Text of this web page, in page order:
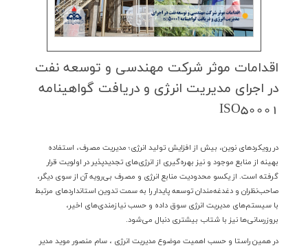
اقدامات موثر شركت مهندسی و توسعه نفت
در اجرای مدیریت انر‍ژی و دریافت گواهینامه
ISO50001
در رويكردهاي نوين، بيش از افزايش توليد انرژي؛ مديريت مصرف، استفاده
بهينه از منابع موجود و نيز بهره‌گيري از انرژي‌هاي تجديدپذير در اولويت قرار
گرفته است. از يكسو محدودیت منابع انرژی و مصرف بی‌رویه آن از سوي ديگر،
صاحب‌نظران و دغدغه‌مندان توسعه پايدار را به سمت تدوین استانداردهای مرتبط
با سیستم‌های مدیریت انرژی سوق داده و حسب نیازمندی‌های اخیر،
بروزرسانی‌ها نیز با شتاب بيشتري دنبال مي‌شود.
در همين راستا و حسب اهميت موضوع مديريت انرژي ، سام منصور مويد مدير